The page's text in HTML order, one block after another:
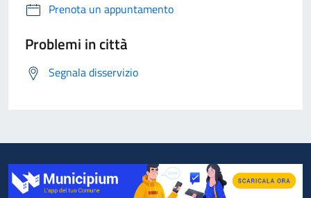
Prenota un appuntamento
Problemi in città
Segnala disservizio